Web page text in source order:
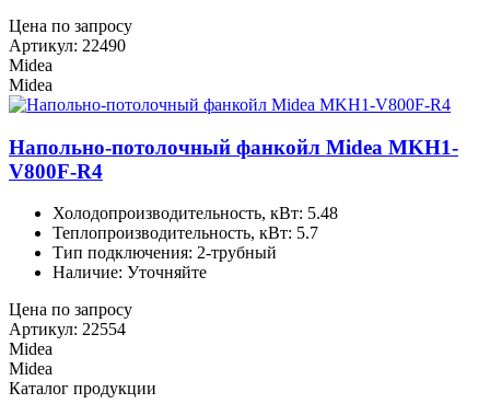
Цена по запросу
Артикул: 22490
Midea
Midea
Напольно-потолочный фанкойл Midea MKH1-
V800F-R4
Холодопроизводительность, кВт: 5.48
Теплопроизводительность, кВт: 5.7
Тип подключения: 2-трубный
Наличие: Уточняйте
Цена по запросу
Артикул: 22554
Midea
Midea
Каталог продукции